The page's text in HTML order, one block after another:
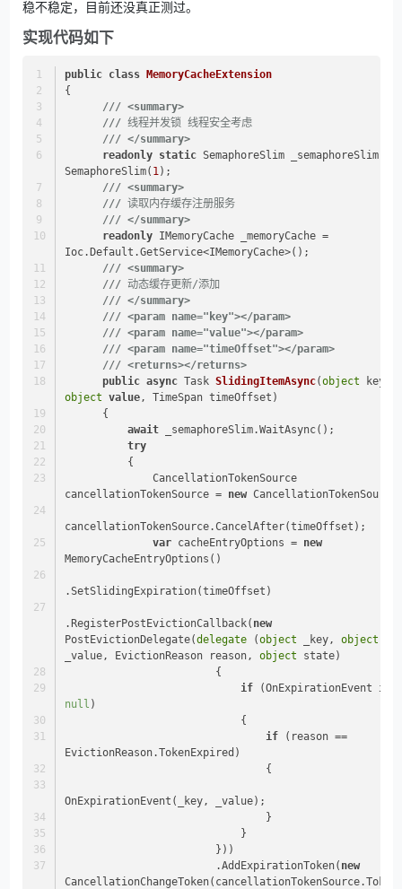
稳不稳定，目前还没真正测过。
实现代码如下
public class
MemoryCacheExtension
{
/// <summary>
/// 线程并发锁 线程安全考虑
/// </summary>
readonly static SemaphoreSlim _semaphoreSlim =
SemaphoreSlim( 1);
/// <summary>
/// 读取内存缓存注册服务
/// </summary>
readonly IMemoryCache _memoryCache =
Ioc.Default.GetService<IMemoryCache>();
/// <summary>
/// 动态缓存更新/添加
/// </summary>
/// <param name="key"></param>
/// <param name="value"></param>
/// <param name="timeOffset"></param>
/// <returns></returns>
public async Task SlidingItemAsync(object
object value, TimeSpan timeOffset )
      {
await _semaphoreSlim.WaitAsync();
try
          {
cancellationTokenSource = new
cancellationTokenSource.CancelAfter(timeOffset);
var cacheEntryOptions = new
MemoryCacheEntryOptions()
.SetSlidingExpiration(timeOffset)
.RegisterPostEvictionCallback( new
PostEvictionDelegate(delegate (object _key, object
_value, EvictionReason reason, object state)
                        {
if (OnExpirationEvent is
null )
                            {
if (reason ==
EvictionReason.TokenExpired)
                                {
OnExpirationEvent(_key, _value);
                                }
                            }
                        }))
                        .AddExpirationToken(
new